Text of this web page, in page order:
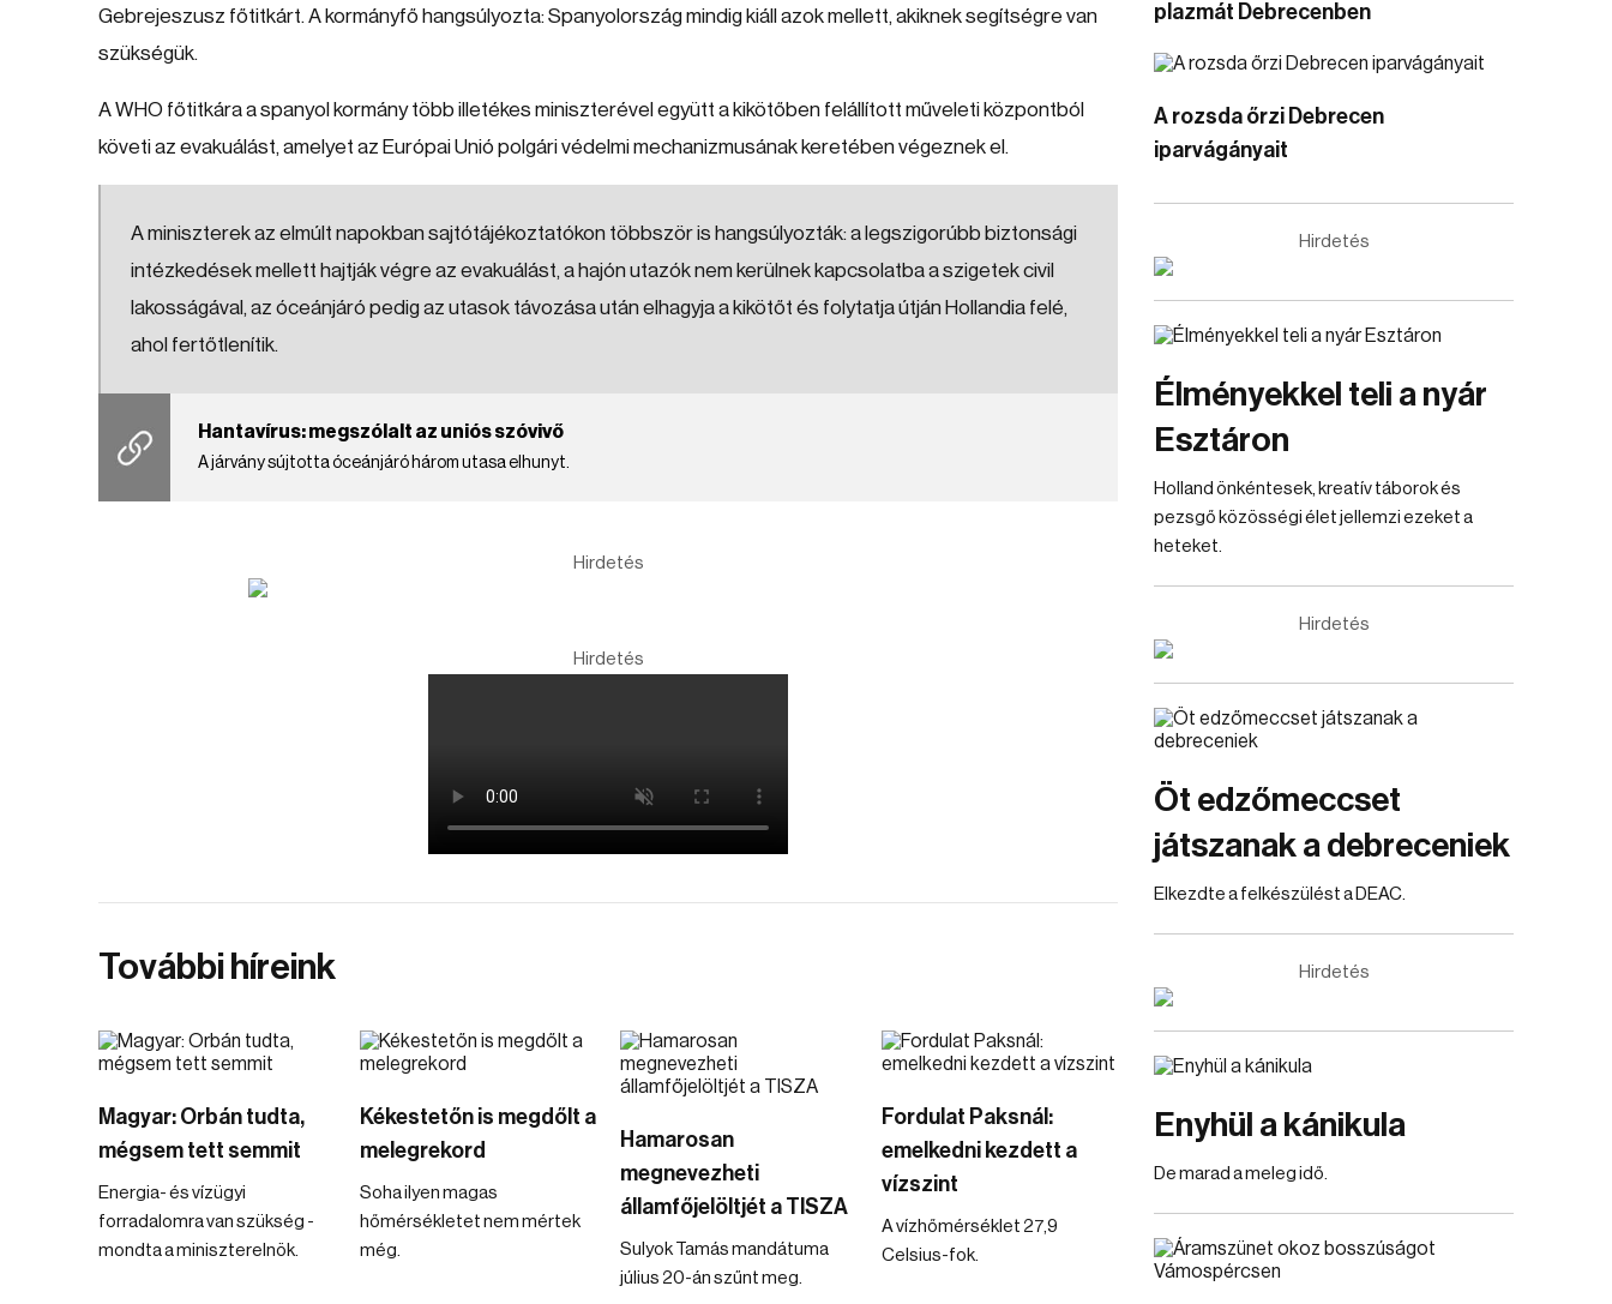
Gebrejeszusz főtitkárt. A kormányfő hangsúlyozta: Spanyolország mindig kiáll azok mellett, akiknek segítségre van
szükségük.
A WHO főtitkára a spanyol kormány több illetékes miniszterével együtt a kikötőben felállított műveleti központból
követi az evakuálást, amelyet az Európai Unió polgári védelmi mechanizmusának keretében végeznek el.
A miniszterek az elmúlt napokban sajtótájékoztatókon többször is hangsúlyozták: a legszigorúbb biztonsági
intézkedések mellett hajtják végre az evakuálást, a hajón utazók nem kerülnek kapcsolatba a szigetek civil
lakosságával, az óceánjáró pedig az utasok távozása után elhagyja a kikötőt és folytatja útján Hollandia felé,
ahol fertőtlenítik.
Hantavírus: megszólalt az uniós szóvivő
A járvány sújtotta óceánjáró három utasa elhunyt.
Hirdetés
Hirdetés
További híreink
Magyar: Orbán tudta,
mégsem tett semmit
Energia- és vízügyi
forradalomra van szükség -
mondta a miniszterelnök.
Kékestetőn is megdőlt a
melegrekord
Soha ilyen magas
hőmérsékletet nem mértek
még.
Hamarosan
megnevezheti
államfőjelöltjét a TISZA
Sulyok Tamás mandátuma
július 20-án szűnt meg.
Fordulat Paksnál:
emelkedni kezdett a
vízszint
A vízhőmérséklet 27,9
Celsius-fok.
plazmát Debrecenben
A rozsda őrzi Debrecen
iparvágányait
Hirdetés
Élményekkel teli a nyár
Esztáron
Holland önkéntesek, kreatív táborok és
pezsgő közösségi élet jellemzi ezeket a
heteket.
Hirdetés
Öt edzőmeccset
játszanak a debreceniek
Elkezdte a felkészülést a DEAC.
Hirdetés
Enyhül a kánikula
De marad a meleg idő.